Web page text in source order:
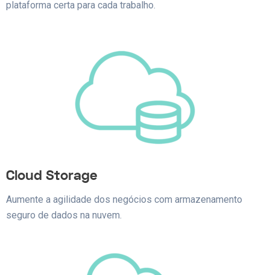
plataforma certa para cada trabalho.
Cloud Storage
Aumente a agilidade dos negócios com armazenamento
seguro de dados na nuvem.